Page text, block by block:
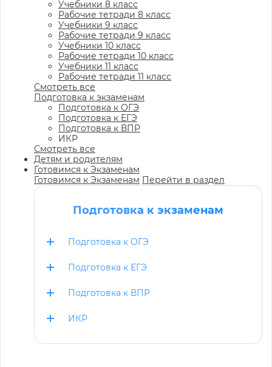
Учебники 8 класс
Рабочие тетради 8 класс
Учебники 9 класс
Рабочие тетради 9 класс
Учебники 10 класс
Рабочие тетради 10 класс
Учебники 11 класс
Рабочие тетради 11 класс
Смотреть все
Подготовка к экзаменам
Подготовка к ОГЭ
Подготовка к ЕГЭ
Подготовка к ВПР
ИКР
Смотреть все
Детям и родителям
Готовимся к Экзаменам
Готовимся к Экзаменам Перейти в раздел
Подготовка к экзаменам
Подготовка к ОГЭ
Подготовка к ЕГЭ
Подготовка к ВПР
ИКР